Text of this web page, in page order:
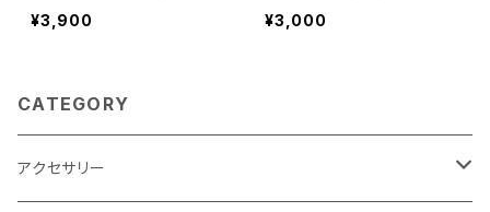
心感、穏やかな愛情】
¥3,900
和】
¥3,000
CATEGORY
アクセサリー